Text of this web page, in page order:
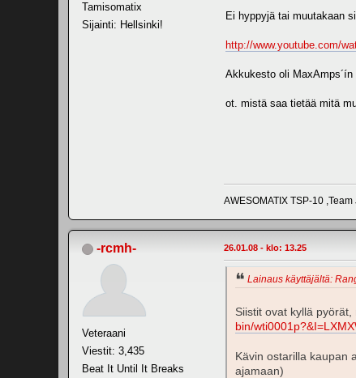
Tamisomatix
Sijainti: Hellsinki!
Ei hyppyjä tai muutakaan
http://www.youtube.com/
Akkukesto oli
ot. mistä saa tietää mitä
AWESOMATIX TSP-10
-rcmh-
Veteraani
Viestit: 3,435
Beat It Until It Breaks
26.01.08 - klo: 13.25
Lainaus käyttäjältä:
Siistit ovat kyllä
bin/
Kävin ostarilla kaupan
ajamaan)